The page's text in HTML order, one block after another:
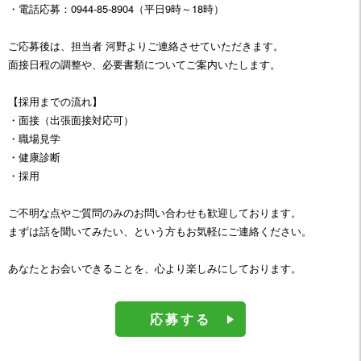
・電話応募：0944-85-8904（平日9時～18時）
ご応募後は、担当者 河野よりご連絡させていただきます。
面接日程の調整や、必要書類についてご案内いたします。
【採用までの流れ】
・面接（出張面接対応可）
・職場見学
・健康診断
・採用
ご不明な点やご質問のみのお問い合わせも歓迎しております。
まずは話を聞いてみたい、という方もお気軽にご連絡ください。
あなたとお会いできることを、心より楽しみにしております。
応募する